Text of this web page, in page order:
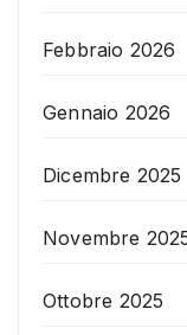
Febbraio 2026
Gennaio 2026
Dicembre 2025
Novembre
Ottobre 2025